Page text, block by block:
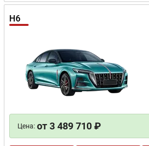
H6
Цена: от 3 489 710 ₽